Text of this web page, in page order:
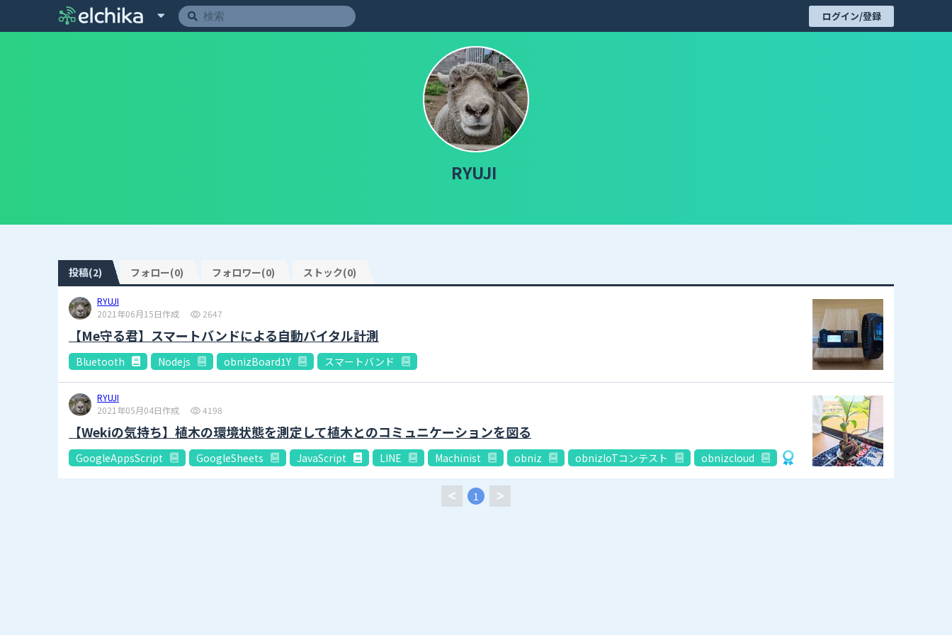
ログイン/登録
RYUJI
投稿(2) フォロー(0) フォロワー(0) ストック(0)
RYUJI
2021年06月15日作成
2647
【Me守る君】スマートバンドによる自動バイタル計測
Bluetooth Nodejs obnizBoard1Y スマートバンド
RYUJI
2021年05月04日作成
4198
【Wekiの気持ち】植木の環境状態を測定して植木とのコミュニケーションを図る
GoogleAppsScript GoogleSheets JavaScript LINE Machinist obniz obnizIoTコンテスト obnizcloud
1